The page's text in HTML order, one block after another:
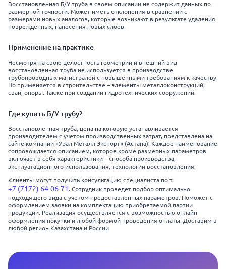
Восстановленная Б/У труба в своем описании не содержит данных по
размерной точности. Может иметь отклонения в сравнении с
размерами новых аналогов, которые возникают в результате удаления
поврежденных, нанесения новых слоев.
Применение на практике
Несмотря на свою целостность геометрии и внешний вид
восстановленная труба не используется в производстве
трубопроводных магистралей с повышенными требованиям к качеству.
Но применяется в строительстве – элементы металлоконструкций,
сваи, опоры. Также при создании гидротехнических сооружений.
Где купить Б/У трубу?
Восстановленная труба, цена на которую устанавливается
производителем с учетом производственных затрат, представлена на
сайте компании «Урал Металл Экспорт» (Астана). Каждое наименование
сопровождается описанием, которое кроме размерных параметров
включает в себя характеристики – способа производства,
эксплуатационного использования, технологии восстановления.
Клиенты могут получить консультацию специалиста по т.
+7 (7172) 64-06-71. Сотрудник проведет подбор оптимально
подходящего вида с учетом предоставленных параметров. Поможет с
оформлением заявки на комплектацию приобретаемой партии
продукции. Реализация осуществляется с возможностью онлайн
оформления покупки и любой формой проведения оплаты. Доставим в
любой регион Казахстана и России